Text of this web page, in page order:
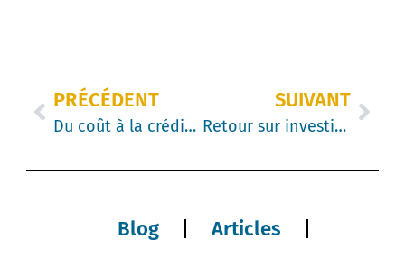
PRÉCÉDENT
Du coût à la crédibilité : ce que la mobilité internationale peut réellement mesurer
SUIVANT
Retour sur investissement au niveau du doctorat : trois façons dont les RH peuvent quantifier la relocalisation
Blog Articles